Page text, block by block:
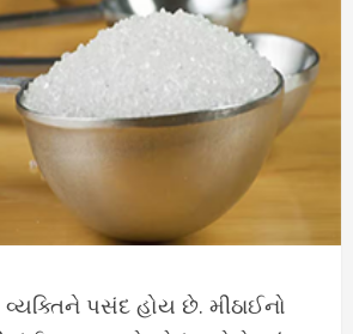
વ્યક્તિને પસંદ હોય છે. મીઠાઈનો